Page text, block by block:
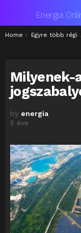
Energia
You are here:
Home Egyre több régi napelem szavatossága kezd lejárni, mérgező szemetet hagyva maguk mögött
Milyenek-
by energia
5 éve